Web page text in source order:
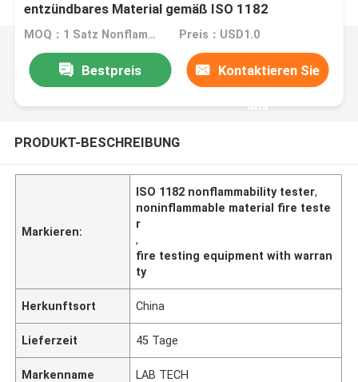
entzündbares Material gemäß ISO 1182
MOQ：1 Satz Nonflammability-Prüfvorrichtung Preis：USD1.0
Bestpreis Kontaktieren Sie
uns
PRODUKT-BESCHREIBUNG
Markieren:
ISO 1182 nonflammability tester,
noninflammable material fire teste
r
,
fire testing equipment with warran
ty
Herkunftsort China
Lieferzeit 45 Tage
Markenname LAB TECH